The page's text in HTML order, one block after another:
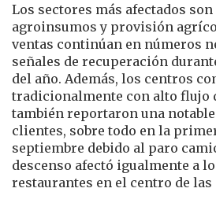
Los sectores más afectados son
agroinsumos y provisión
ventas continúan en números
señales de recuperación
del año. Además, los centros
tradicionalmente con alto flujo
también reportaron una
clientes, sobre todo en la
septiembre debido al paro
descenso afectó igualmente a
restaurantes en el centro de las